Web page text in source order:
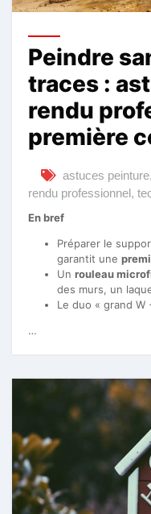
Peindre
traces :
rendu
première
astuces peinture,
rendu professionnel,
En bref
Préparer le
garantit une
Un rouleau
des murs, un
Le duo « grand W
…